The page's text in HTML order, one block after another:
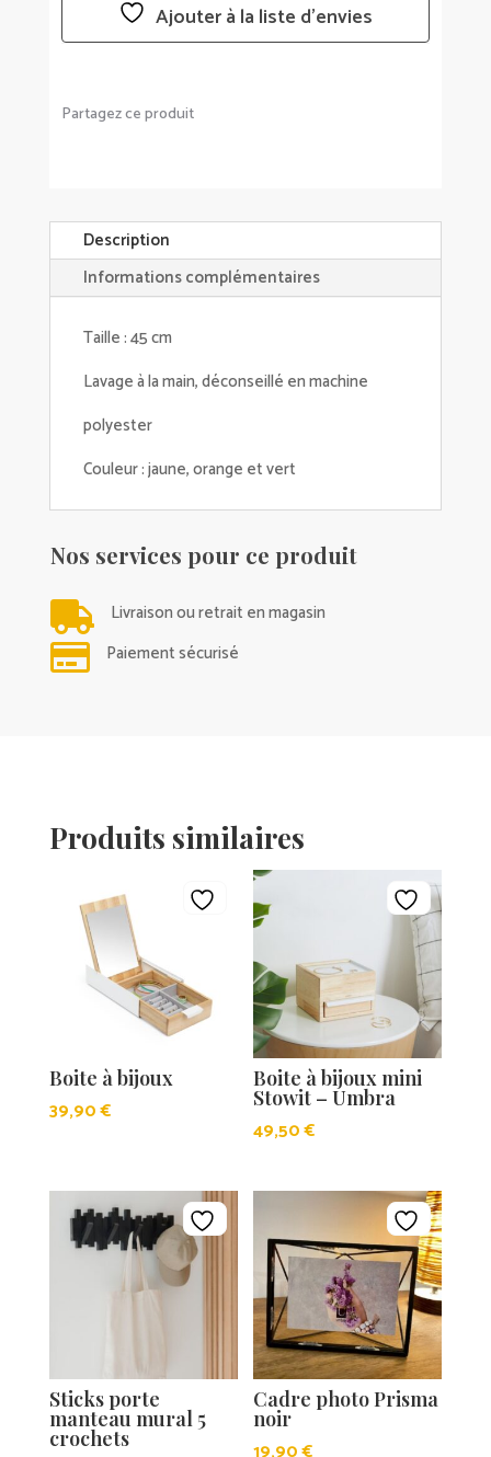
Ajouter à la liste d’envies
Partagez ce produit
Description
Informations complémentaires
Taille : 45 cm
Lavage à la main, déconseillé en machine
polyester
Couleur : jaune, orange et vert
Nos services pour ce produit
 Livraison ou retrait en magasin
 Paiement sécurisé
Produits similaires
Boite à bijoux
39,90€
Boite à bijoux mini
Stowit – Umbra
49,50€
Sticks porte
manteau mural 5
crochets
Cadre photo Prisma
noir